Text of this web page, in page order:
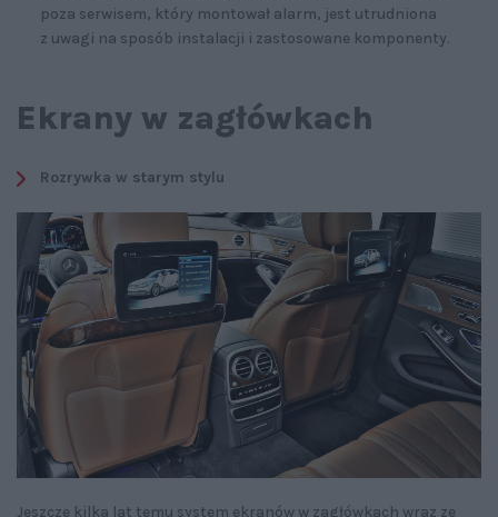
poza serwisem, który montował alarm, jest utrudniona
z uwagi na sposób instalacji i zastosowane komponenty.
Ekrany w zagłówkach
Rozrywka w starym stylu
Jeszcze kilka lat temu system ekranów w zagłówkach wraz ze